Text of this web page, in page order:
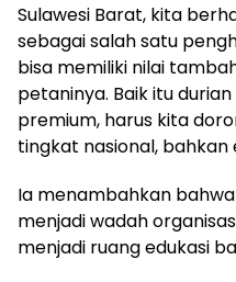
Sulawesi Barat, kita
sebagai salah satu
bisa memiliki nilai
petaninya. Baik itu
premium, harus kita
tingkat nasional, bahkan
Ia menambahkan
menjadi wadah
menjadi ruang edukasi